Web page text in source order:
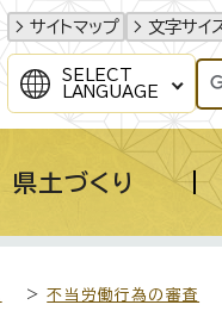
サイトマップ 文字サイ
SELECT
LANGUAGE
県土づくり
>不当労働行為の審査